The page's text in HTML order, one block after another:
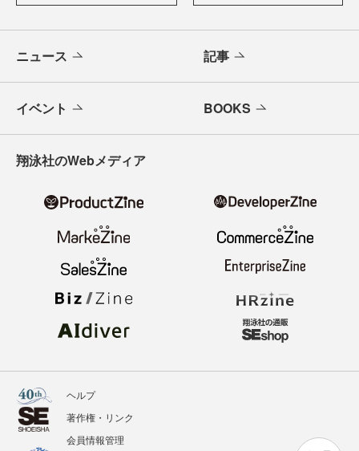
ニュース 記事
イベント BOOKS
翔泳社のWebメディア
ヘルプ
著作権・リンク
会員情報管理